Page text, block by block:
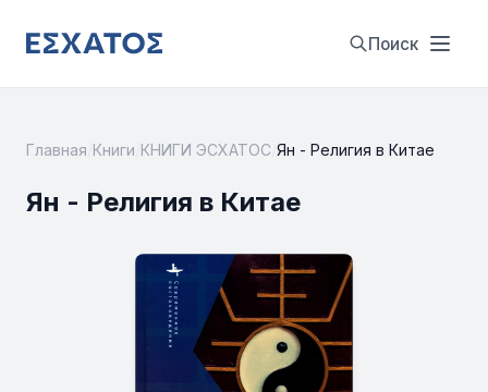
Поиск
Главная Книги КНИГИ ЭСХАТОС Ян - Религия в Китае
Ян - Религия в Китае